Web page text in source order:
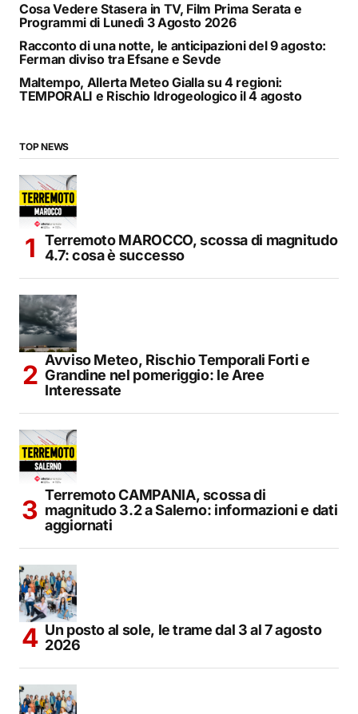
Cosa Vedere Stasera in TV, Film Prima Serata e
Programmi di Lunedì 3 Agosto 2026
Racconto di una notte, le anticipazioni del 9 agosto:
Ferman diviso tra Efsane e Sevde
Maltempo, Allerta Meteo Gialla su 4 regioni:
TEMPORALI e Rischio Idrogeologico il 4 agosto
TOP NEWS
Terremoto MAROCCO, scossa di magnitudo
4.7: cosa è successo
Avviso Meteo, Rischio Temporali Forti e
Grandine nel pomeriggio: le Aree
Interessate
Terremoto CAMPANIA, scossa di
magnitudo 3.2 a Salerno: informazioni e dati
aggiornati
Un posto al sole, le trame dal 3 al 7 agosto
2026